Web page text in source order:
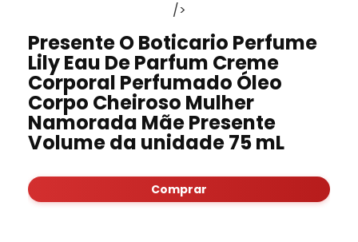
/>
Presente O Boticario Perfume
Lily Eau De Parfum Creme
Corporal Perfumado Óleo
Corpo Cheiroso Mulher
Namorada Mãe Presente
Volume da unidade 75 mL
Comprar